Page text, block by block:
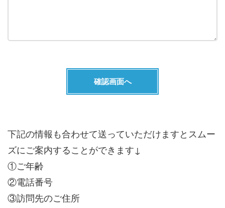
下記の情報も合わせて送っていただけますとスムー
ズにご案内することができます↓
①ご年齢
②電話番号
③訪問先のご住所